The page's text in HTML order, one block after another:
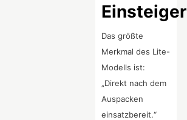
Einsteiger
Das größte
Merkmal des Lite-
Modells ist:
„Direkt nach dem
Auspacken
einsatzbereit.“